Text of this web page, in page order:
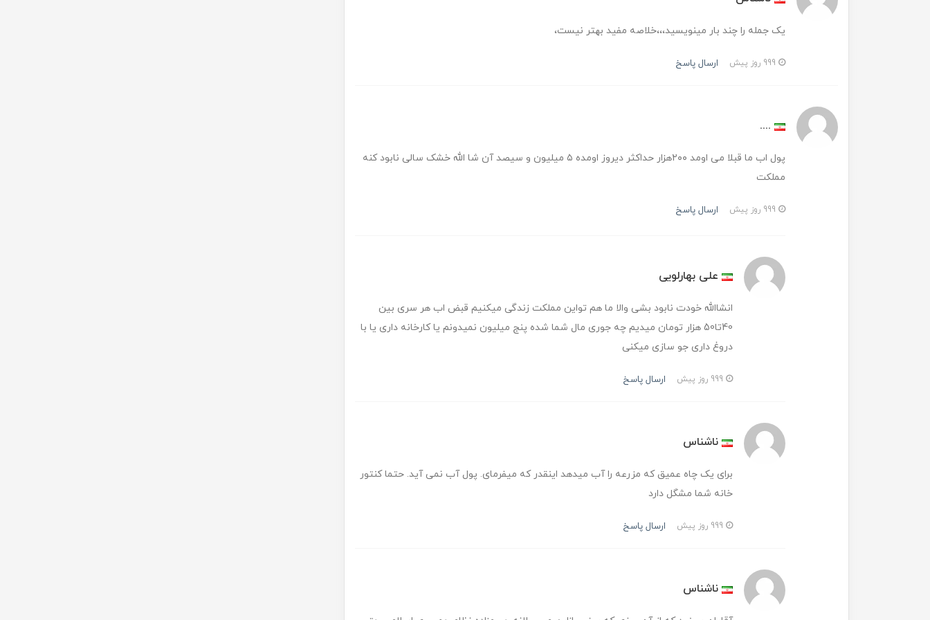
یک جمله را چند بار مینویسید،،،خلاصه مفید بهتر نیست،
ارسال پاسخ
....
پول اب ما قبلا می اومد ۲۰۰هزار حداکثر دیروز اومده ۵ میلیون و سیصد آن شا الله خشک سالی نابود کنه
مملکت
ارسال پاسخ
علی بهارلویی
انشاالله خودت نابود بشی والا ما هم تواین مملکت زندگی میکنیم قبض اب هر سری بین
40تا50 هزار تومان میدیم چه جوری مال شما شده پنج میلیون نمیدونم یا کارخانه داری یا با
دروغ داری جو سازی میکنی
ارسال پاسخ
ناشناس
برای یک چاه عمیق که مزرعه را آب میدهد اینقدر که میفرمای. پول آب نمی آید. حتما کنتور
خانه شما مشگل دارد
ارسال پاسخ
ناشناس